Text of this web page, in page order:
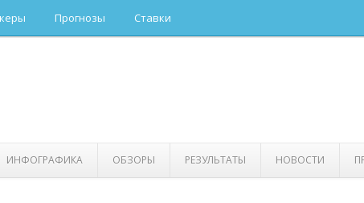
Прогнозы Ставки
ИНФОГРАФИКА ОБЗОРЫ РЕЗУЛЬТАТЫ НОВОСТИ